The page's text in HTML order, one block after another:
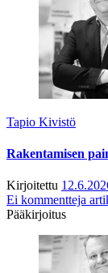
Tapio Kivistö
Rakentamisen
Kirjoitettu
Ei kommentteja
Pääkirjoitus